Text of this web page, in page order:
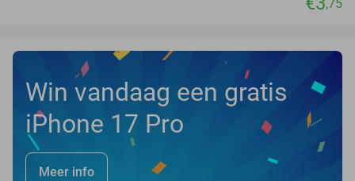
,75
Win vandaag een gratis
iPhone 17 Pro
Meer info